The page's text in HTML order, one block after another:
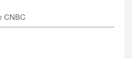
CNBC